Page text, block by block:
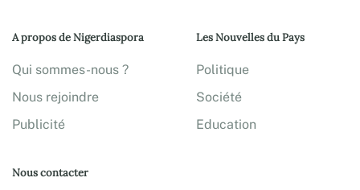
A propos de Nigerdiaspora
Qui sommes-nous ?
Nous rejoindre
Publicité
Les Nouvelles du Pays
Politique
Société
Education
Nous contacter